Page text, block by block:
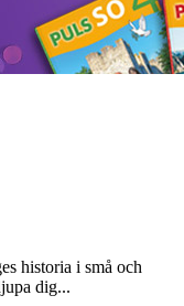
historia i små och
dig...